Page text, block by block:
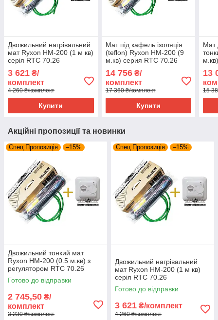
Двожильний нагрівальний
мат Ryxon HM-200 (1 м кв)
серія RTC 70.26
3 621 ₴/
комплект
4 260 ₴/комплект
Купити
Мат під кафель ізоляція
(teflon) Ryxon HM-200 (9
м.кв) серия RTC 70.26
14 756₴/
комплект
17 360 ₴/комплект
Купити
Мат
13
15
Акційні пропозиції та новинки
Спец Пропозиція –15%
Двожильний тонкий мат
Ryxon HM-200 (0.5 м.кв) з
регулятором RTC 70.26
Готово до відправки
2 745,50 ₴/
комплект
3 230 ₴/комплект
Спец Пропозиція –15%
Двожильний нагрівальний
мат Ryxon HM-200 (1 м кв)
серія RTC 70.26
Готово до відправки
3 621 ₴/комплект
4 260 ₴/комплект